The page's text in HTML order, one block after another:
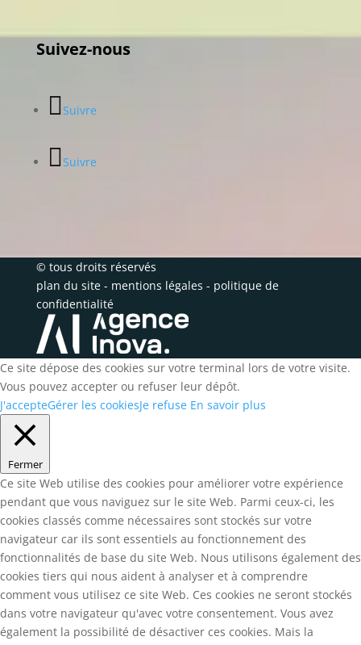
Suivez-nous
Suivre
Suivre
© tous droits réservés
plan du site- mentions légales - politique de
confidentialité
Ce site dépose des cookies sur votre terminal lors de votre visite.
Vous pouvez accepter ou refuser leur dépôt.
J'accepteGérer les cookiesJe refuse En savoir plus
Fermer
Ce site Web utilise des cookies pour améliorer votre expérience
pendant que vous naviguez sur le site Web. Parmi ceux-ci, les
cookies classés comme nécessaires sont stockés sur votre
navigateur car ils sont essentiels au fonctionnement des
fonctionnalités de base du site Web. Nous utilisons également des
cookies tiers qui nous aident à analyser et à comprendre
comment vous utilisez ce site Web. Ces cookies ne seront stockés
dans votre navigateur qu'avec votre consentement. Vous avez
également la possibilité de désactiver ces cookies. Mais la